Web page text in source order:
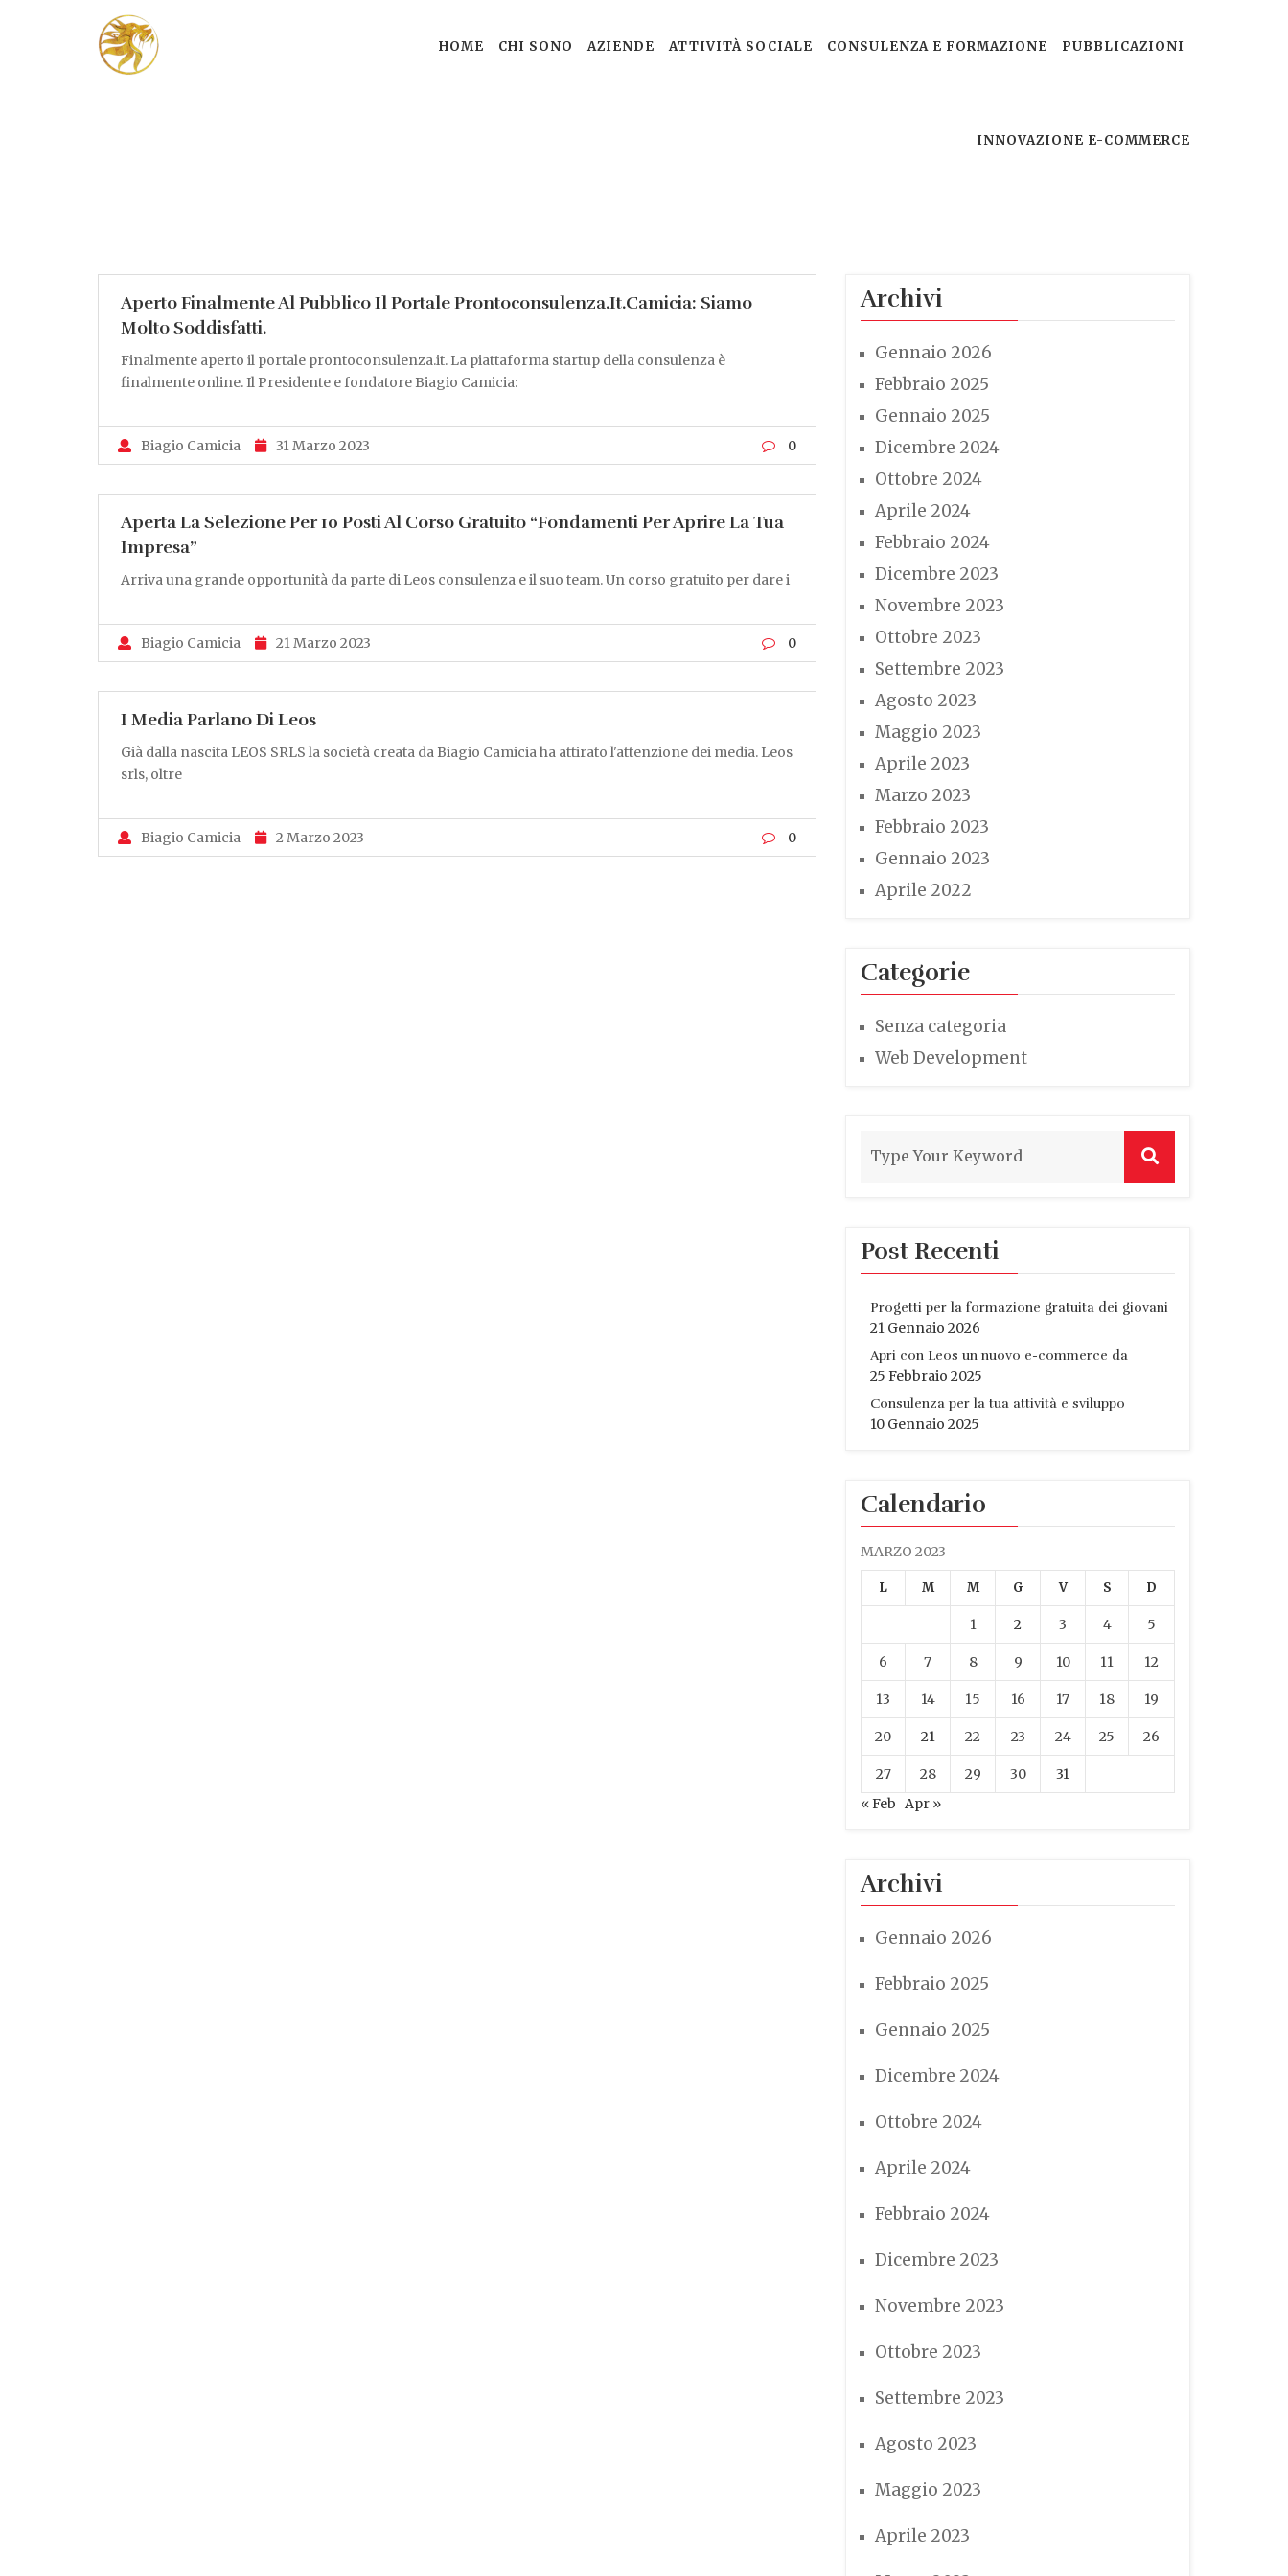
HOME CHI SONO AZIENDE ATTIVITÀ SOCIALE CONSULENZA E FORMAZIONE PUBBLICAZIONI
INNOVAZIONE E-COMMERCE
Aperto Finalmente Al Pubblico Il Portale Prontoconsulenza.it.Camicia: Siamo
Molto Soddisfatti.
Finalmente aperto il portale prontoconsulenza.it. La piattaforma startup della consulenza è
finalmente online. Il Presidente e fondatore Biagio Camicia:
Biagio Camicia 31 Marzo 2023 0
Aperta La Selezione Per 10 Posti Al Corso Gratuito “Fondamenti Per Aprire La Tua
Impresa”
Arriva una grande opportunità da parte di Leos consulenza e il suo team. Un corso gratuito per dare i
Biagio Camicia 21 Marzo 2023 0
I Media Parlano Di Leos
Già dalla nascita LEOS SRLS la società creata da Biagio Camicia ha attirato l'attenzione dei media. Leos
srls, oltre
Biagio Camicia 2 Marzo 2023 0
Archivi
Gennaio 2026
Febbraio 2025
Gennaio 2025
Dicembre 2024
Ottobre 2024
Aprile 2024
Febbraio 2024
Dicembre 2023
Novembre 2023
Ottobre 2023
Settembre 2023
Agosto 2023
Maggio 2023
Aprile 2023
Marzo 2023
Febbraio 2023
Gennaio 2023
Aprile 2022
Categorie
Senza categoria
Web Development
Post Recenti
Progetti per la formazione gratuita dei giovani
21 Gennaio 2026
Apri con Leos un nuovo e-commerce da
25 Febbraio 2025
Consulenza per la tua attività e sviluppo
10 Gennaio 2025
Calendario
MARZO 2023
L M M G V S D
1 2 3 4 5
6 7 8 9 10 11 12
13 14 15 16 17 18 19
20 21 22 23 24 25 26
27 28 29 30
31
« Feb Apr »
Archivi
Gennaio 2026
Febbraio 2025
Gennaio 2025
Dicembre 2024
Ottobre 2024
Aprile 2024
Febbraio 2024
Dicembre 2023
Novembre 2023
Ottobre 2023
Settembre 2023
Agosto 2023
Maggio 2023
Aprile 2023